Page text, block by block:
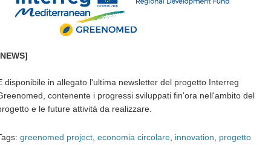
disponibile in allegato l'ultima newsletter del progetto Interreg
contenente i progressi sviluppati fin'ora nell'ambito del
e le future attività da realizzare.
greenomed project, economia circolare, innovation, progetto